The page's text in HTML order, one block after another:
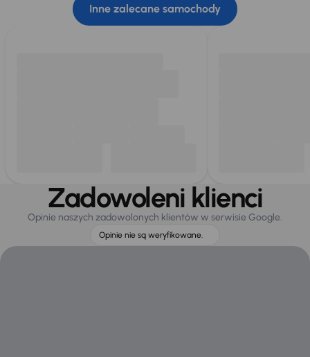
Inne zalecane samochody
Zadowoleni klienci
Opinie naszych zadowolonych klientów w serwisie Google.
Opinie nie są weryfikowane.